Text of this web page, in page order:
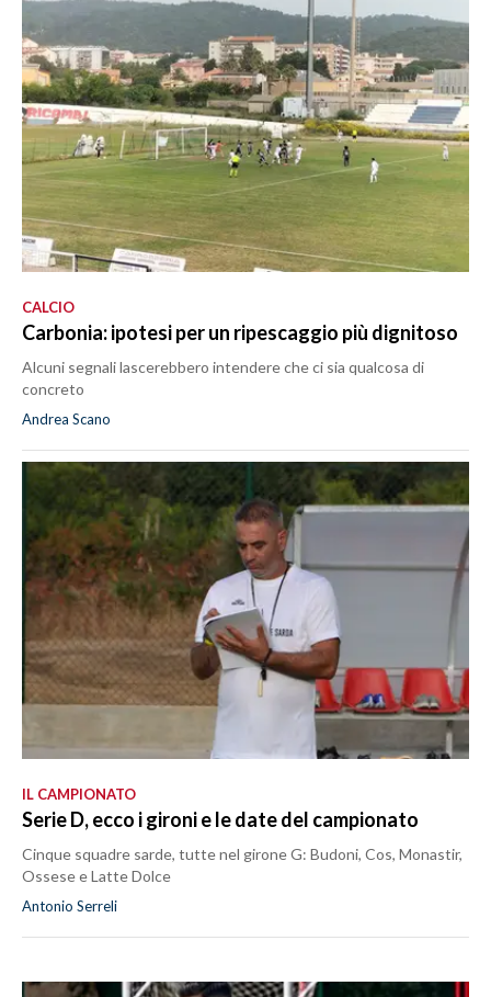
CALCIO
Carbonia: ipotesi per un ripescaggio più dignitoso
Alcuni segnali lascerebbero intendere che ci sia qualcosa di
concreto
Andrea Scano
IL CAMPIONATO
Serie D, ecco i gironi e le date del campionato
Cinque squadre sarde, tutte nel girone G: Budoni, Cos, Monastir,
Ossese e Latte Dolce
Antonio Serreli